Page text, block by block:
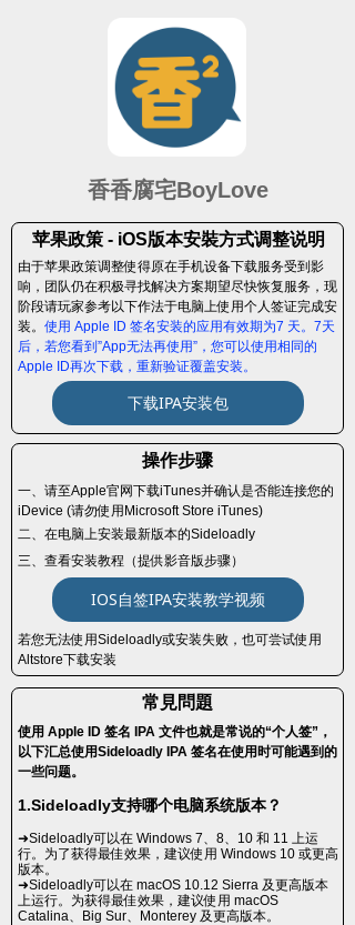
香香腐宅BoyLove
苹果政策 - iOS版本安裝方式调整说明
由于苹果政策调整使得原在手机设备下载服务受到影
响，团队仍在积极寻找解决方案期望尽快恢复服务，现
阶段请玩家参考以下作法于电脑上使用个人签证完成安
装。 使用 Apple ID 签名安装的应用有效期为7 天。7天
后，若您看到”App无法再使用”，您可以使用相同的
Apple ID再次下载，重新验证覆盖安装。
下载IPA安装包
操作步骤
一、请至Apple官网下载iTunes并确认是否能连接您的
iDevice (请勿使用Microsoft Store iTunes)
二、在电脑上安装最新版本的Sideloadly
三、查看安装教程（提供影音版步骤）
若您无法使用Sideloadly或安装失败，也可尝试使用
Altstore下载安装
IOS自签IPA安装教学视频
常見問題
使用 Apple ID 签名 IPA 文件也就是常说的“个人签”，
以下汇总使用Sideloadly IPA 签名在使用时可能遇到的
一些问题。
1.Sideloadly支持哪个电脑系统版本？
➜Sideloadly可以在 Windows 7、8、10 和 11 上运
行。为了获得最佳效果，建议使用 Windows 10 或更高
版本。
➜Sideloadly可以在 macOS 10.12 Sierra 及更高版本
上运行。为获得最佳效果，建议使用 macOS
Catalina、Big Sur、Monterey 及更高版本。